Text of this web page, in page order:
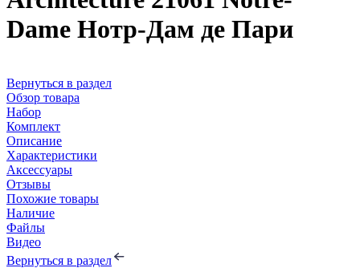
Dame Нотр-Дам де Пари
Вернуться в раздел
Обзор товара
Набор
Комплект
Описание
Характеристики
Аксессуары
Отзывы
Похожие товары
Наличие
Файлы
Видео
Вернуться в раздел